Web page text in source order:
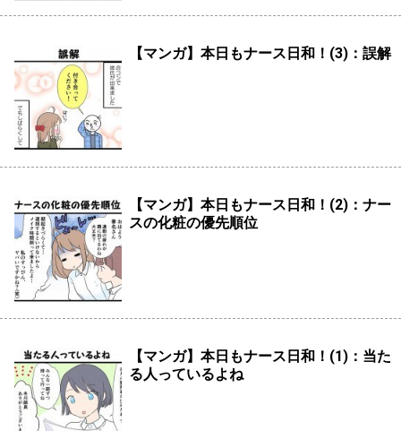
【マンガ】本日もナース日和！(3)：誤解
【マンガ】本日もナース日和！(2)：ナー
スの化粧の優先順位
【マンガ】本日もナース日和！(1)：当た
る人っているよね